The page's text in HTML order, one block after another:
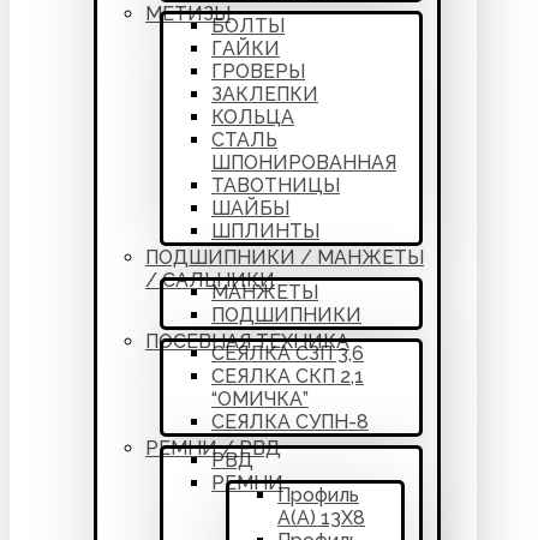
МЕТИЗЫ
БОЛТЫ
ГАЙКИ
ГРОВЕРЫ
ЗАКЛЕПКИ
КОЛЬЦА
СТАЛЬ
ШПОНИРОВАННАЯ
ТАВОТНИЦЫ
ШАЙБЫ
ШПЛИНТЫ
ПОДШИПНИКИ / МАНЖЕТЫ
/ САЛЬНИКИ
МАНЖЕТЫ
ПОДШИПНИКИ
ПОСЕВНАЯ ТЕХНИКА
СЕЯЛКА СЗП 3,6
СЕЯЛКА СКП 2,1
“ОМИЧКА”
СЕЯЛКА СУПН-8
РЕМНИ / РВД
РВД
РЕМНИ
Профиль
А(А) 13Х8